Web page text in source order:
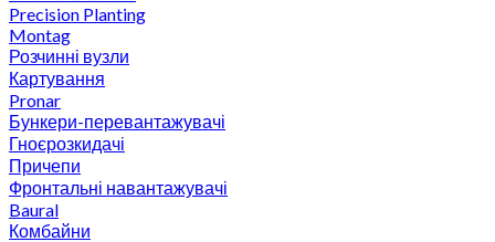
Precision Planting
Montag
Розчинні вузли
Картування
Pronar
Бункери-перевантажувачі
Гноєрозкидачі
Причепи
Фронтальні навантажувачі
Baural
Комбайни